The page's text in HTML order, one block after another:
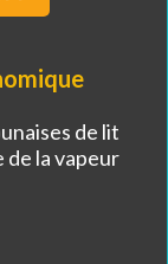
de lit
de la vapeur